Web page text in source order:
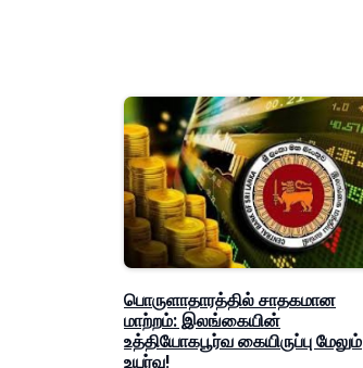
பொருளாதாரத்தில் சாதகமான
மாற்றம்: இலங்கையின்
உத்தியோகபூர்வ கையிருப்பு மேலும்
உயர்வு!